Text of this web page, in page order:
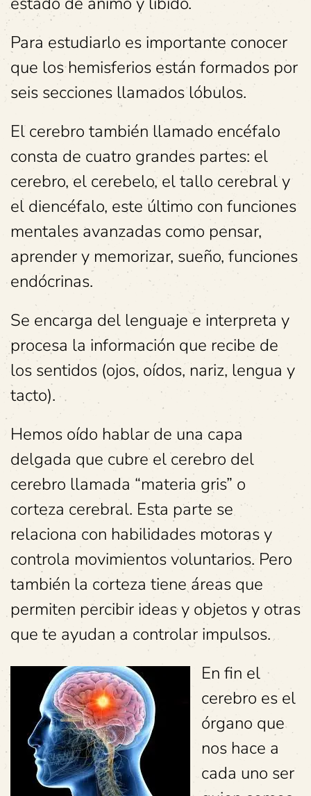
Para estudiarlo es importante conocer
que los hemisferios están formados por
seis secciones llamados lóbulos.
El cerebro también llamado encéfalo
consta de cuatro grandes partes: el
cerebro, el cerebelo, el tallo cerebral y
el diencéfalo, este último con funciones
mentales avanzadas como pensar,
aprender y memorizar, sueño, funciones
endócrinas.
Se encarga del lenguaje e interpreta y
procesa la información que recibe de
los sentidos (ojos, oídos, nariz, lengua y
tacto).
Hemos oído hablar de una capa
delgada que cubre el cerebro del
cerebro llamada “materia gris” o
corteza cerebral. Esta parte se
relaciona con habilidades motoras y
controla movimientos voluntarios. Pero
también la corteza tiene áreas que
permiten percibir ideas y objetos y otras
que te ayudan a controlar impulsos.
En fin el
cerebro es el
órgano que
nos hace a
cada uno ser